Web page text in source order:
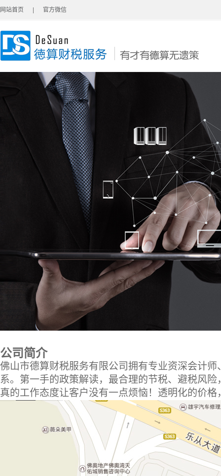
网站首页 官方微信
公司简介
佛山市德算财税服务有限公司拥有专业资深会计
系。第一手的政策解读，最合理的节税、避税风
真的工作态度让客户没有一点烦恼！透明化的价